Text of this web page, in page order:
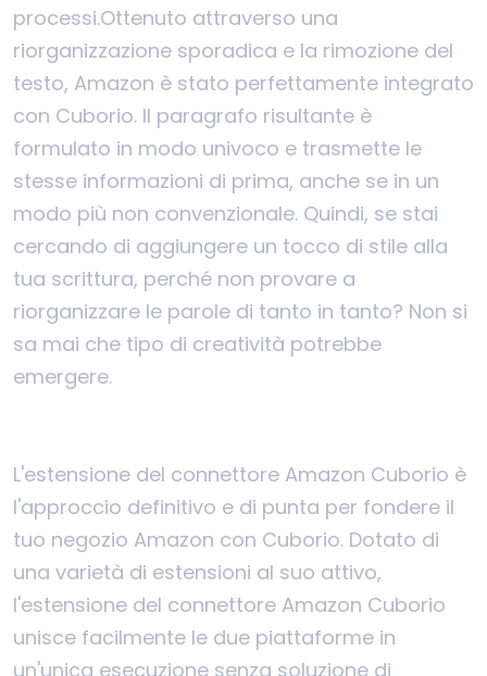
processi.Ottenuto attraverso una
riorganizzazione sporadica e la rimozione del
testo, Amazon è stato perfettamente integrato
con Cuborio. Il paragrafo risultante è
formulato in modo univoco e trasmette le
stesse informazioni di prima, anche se in un
modo più non convenzionale. Quindi, se stai
cercando di aggiungere un tocco di stile alla
tua scrittura, perché non provare a
riorganizzare le parole di tanto in tanto? Non si
sa mai che tipo di creatività potrebbe
emergere.
L'estensione del connettore Amazon Cuborio è
l'approccio definitivo e di punta per fondere il
tuo negozio Amazon con Cuborio. Dotato di
una varietà di estensioni al suo attivo,
l'estensione del connettore Amazon Cuborio
unisce facilmente le due piattaforme in
un'unica esecuzione senza soluzione di